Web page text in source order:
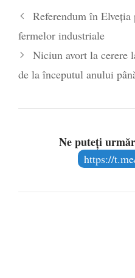
Referendum în
fermelor industriale
Niciun avort la cerere
de la începutul anului
Ne puteți
https://